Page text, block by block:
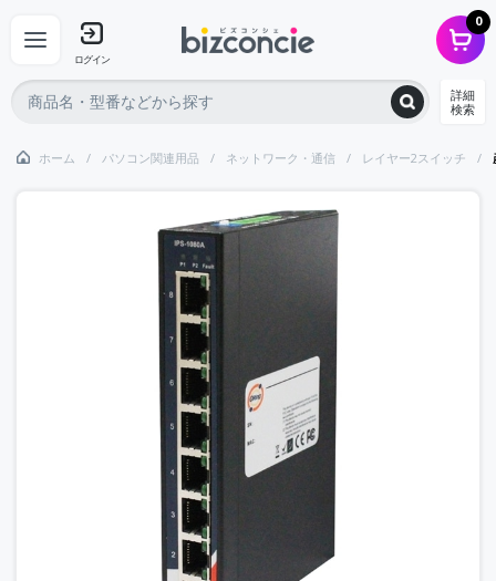
ログイン
0
詳細
検索
ホーム パソコン関連用品 ネットワーク・通信 レイヤー2スイッチ